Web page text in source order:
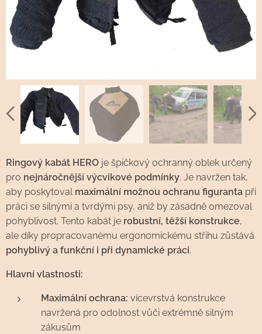
Ringový kabát HERO je špičkový ochranný oblek určený
pro nejnáročnější výcvikové podmínky. Je navržen tak,
aby poskytoval maximální možnou ochranu figuranta při
práci se silnými a tvrdými psy, aniž by zásadně omezoval
pohyblivost. Tento kabát je robustní, těžší konstrukce,
ale díky propracovanému ergonomickému střihu zůstává
pohyblivý a funkční i při dynamické práci.
Hlavní vlastnosti:
Maximální ochrana: vícevrstvá konstrukce
navržená pro odolnost vůči extrémně silným
zákusům